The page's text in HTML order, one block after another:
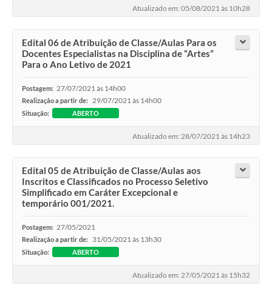
Atualizado em: 05/08/2021 às 10h28
Edital 06 de Atribuição de Classe/Aulas Para os
Docentes Especialistas na Disciplina de “Artes”
Para o Ano Letivo de 2021
Postagem: 27/07/2021 às 14h00
Realização a partir de: 29/07/2021 às 14h00
Situação: ABERTO
Atualizado em: 28/07/2021 às 14h23
Edital 05 de Atribuição de Classe/Aulas aos
Inscritos e Classificados no Processo Seletivo
Simplificado em Caráter Excepcional e
temporário 001/2021.
Postagem: 27/05/2021
Realização a partir de: 31/05/2021 às 13h30
Situação: ABERTO
Atualizado em: 27/05/2021 às 15h32